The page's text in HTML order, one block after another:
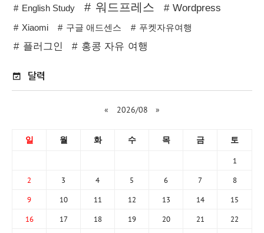
English Study 워드프레스 Wordpress
Xiaomi 구글 애드센스 푸켓자유여행
플러그인 홍콩 자유 여행
달력
« 2026/08 »
일 월 화 수 목 금 토
1
2 3 4 5 6 7 8
9 10 11 12 13 14 15
16 17 18 19 20 21 22